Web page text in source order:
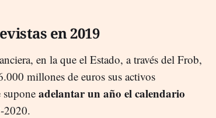
en 2019
en la que el Estado, a través del Frob,
millones de euros sus activos
adelantar un año el calendario
2020.